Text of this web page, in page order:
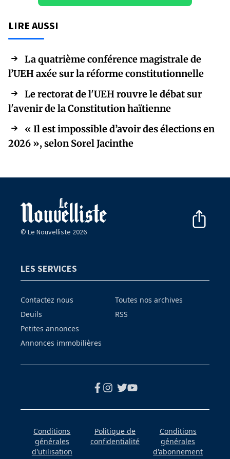
LIRE AUSSI
La quatrième conférence magistrale de
l’UEH axée sur la réforme constitutionnelle
Le rectorat de l'UEH rouvre le débat sur
l'avenir de la Constitution haïtienne
« Il est impossible d’avoir des élections en
2026 », selon Sorel Jacinthe
© Le Nouvelliste 2026
LES SERVICES
Contactez nous
Deuils
Petites annonces
Annonces immobilières
Toutes nos archives
RSS
Conditions
générales
d'utilisation
Politique de
confidentialité
Conditions
générales
d'abonnement